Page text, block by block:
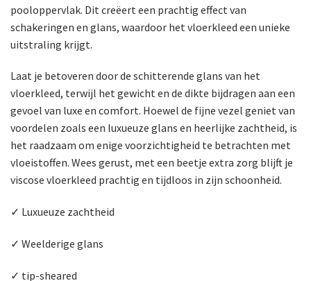
pooloppervlak. Dit creëert een prachtig effect van
schakeringen en glans, waardoor het vloerkleed een unieke
uitstraling krijgt.
Laat je betoveren door de schitterende glans van het
vloerkleed, terwijl het gewicht en de dikte bijdragen aan een
gevoel van luxe en comfort. Hoewel de fijne vezel geniet van
voordelen zoals een luxueuze glans en heerlijke zachtheid, is
het raadzaam om enige voorzichtigheid te betrachten met
vloeistoffen. Wees gerust, met een beetje extra zorg blijft je
viscose vloerkleed prachtig en tijdloos in zijn schoonheid.
✓ Luxueuze zachtheid
✓ Weelderige glans
✓ tip-sheared